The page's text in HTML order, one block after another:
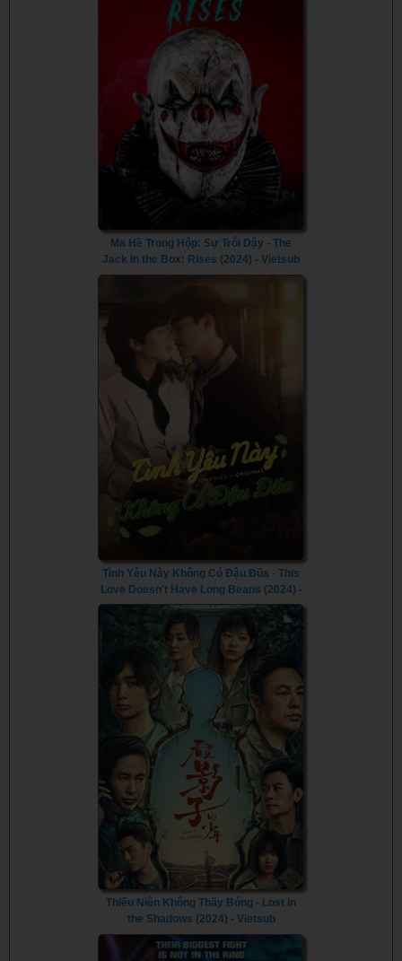
Ma Hề Trong Hộp: Sự Trỗi Dậy - The
Jack in the Box: Rises (2024) - Vietsub
Tình Yêu Này Không Có Đậu Đũa - This
Love Doesn't Have Long Beans (2024) -
Vietsub
Thiếu Niên Không Thấy Bóng - Lost in
the Shadows (2024) - Vietsub